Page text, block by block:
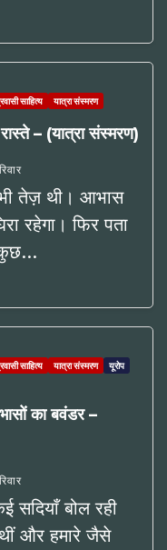
साहित्य यात्रा संस्मरण
– (यात्रा संस्मरण)
भी तेज़ थी। आभास
रहेगा। फिर पता
कुछ…
साहित्य यात्रा संस्मरण
यूरोप
का बवंडर –
सदियाँ बोल रही
थीं और हमारे जैसे